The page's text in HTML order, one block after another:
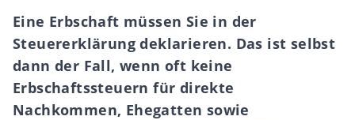
Eine Erbschaft müssen Sie in der
Steuererklärung deklarieren. Das ist selbst
dann der Fall, wenn oft keine
Erbschaftssteuern für direkte
Nachkommen, Ehegatten sowie